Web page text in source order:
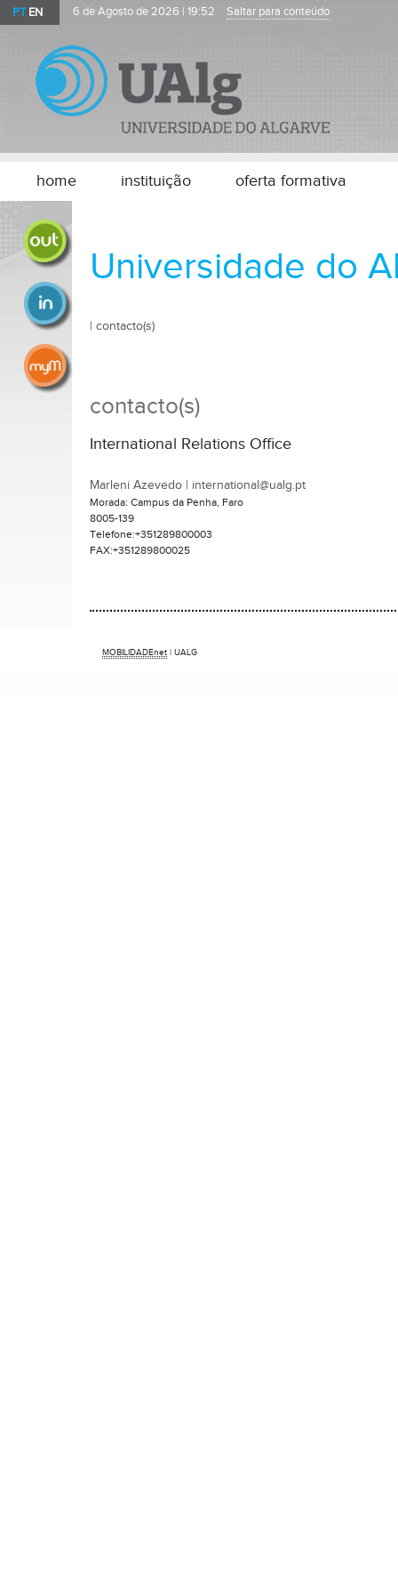
PTEN 6 de Agosto de 2026 | 19:52 Saltar para conteúdo
home instituição oferta formativa
Universidade do
| contacto(s)
contacto(s)
International Relations Office
Marleni Azevedo | international@ualg.pt
Morada: Campus da Penha, Faro
8005-139
Telefone:+351289800003
FAX:+351289800025
MOBILIDADEnet | UALG